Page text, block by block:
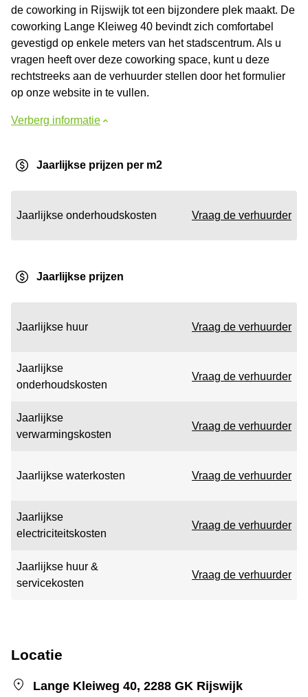
de coworking in Rijswijk tot een bijzondere plek maakt. De
coworking Lange Kleiweg 40 bevindt zich comfortabel
gevestigd op enkele meters van het stadscentrum. Als u
vragen heeft over deze coworking space, kunt u deze
rechtstreeks aan de verhuurder stellen door het formulier
op onze website in te vullen.
Verberg informatie
Jaarlijkse prijzen per m2
Jaarlijkse onderhoudskosten Vraag de verhuurder
Jaarlijkse prijzen
Jaarlijkse huur Vraag de verhuurder
Jaarlijkse
onderhoudskosten
Vraag de verhuurder
Jaarlijkse
verwarmingskosten
Vraag de verhuurder
Jaarlijkse waterkosten Vraag de verhuurder
Jaarlijkse
electriciteitskosten
Vraag de verhuurder
Jaarlijkse huur &
servicekosten
Vraag de verhuurder
Locatie
Lange Kleiweg 40, 2288 GK Rijswijk